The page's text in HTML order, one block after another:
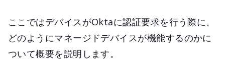
ここではデバイスがOktaに認証要求を行う際に、
どのようにマネージドデバイスが機能するのかに
ついて概要を説明します。